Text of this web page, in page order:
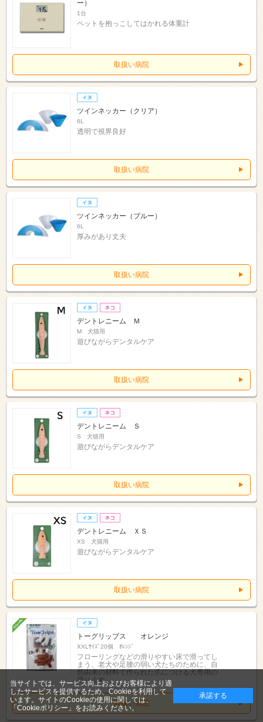
ー）
1台
ペットを抱っこしてはかれる体重計
取扱い病院
ツインネッカー（クリア）
6L
透明で視界良好
取扱い病院
ツインネッカー（ブルー）
6L
厚みがあり丈夫
取扱い病院
デントレニーム Ｍ
M 犬猫用
遊びながらデンタルケア
取扱い病院
デントレニーム Ｓ
S 犬猫用
遊びながらデンタルケア
取扱い病院
デントレニーム ＸＳ
XS 犬猫用
遊びながらデンタルケア
取扱い病院
トーグリップス オレンジ
XXLｻｲｽﾞ20個 ｵﾚﾝｼﾞ
フローリングなどの滑りやすい床で滑ってし
まう、老犬や足腰の弱い犬たちのために、自
然由来の材料で作られた爪につける犬専用の
滑り止め
取扱い病院
当サイトでは、サービス向上およびお客様により適
したサービスを提供するため、Cookieを利用して
います。サイトのCookieの使用に関しては、
「Cookieポリシー」 をお読みください。
承諾する